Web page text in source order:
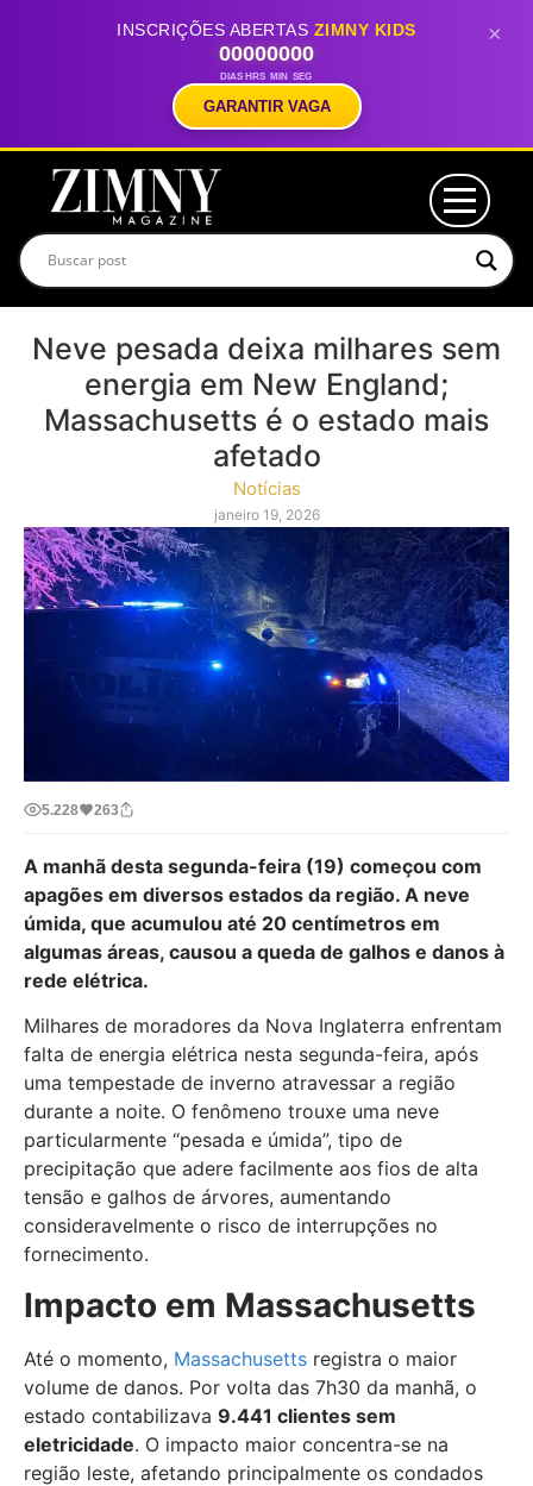
INSCRIÇÕES ABERTAS ZIMNY KIDS
00
DIAS
00
HRS
00
MIN
00
SEG
GARANTIR VAGA
×
Neve pesada deixa milhares sem
energia em New England;
Massachusetts é o estado mais
afetado
Notícias
janeiro 19, 2026
5.228 263
A manhã desta segunda-feira (19) começou com
apagões em diversos estados da região. A neve
úmida, que acumulou até 20 centímetros em
algumas áreas, causou a queda de galhos e danos à
rede elétrica.
Milhares de moradores da Nova Inglaterra enfrentam
falta de energia elétrica nesta segunda-feira, após
uma tempestade de inverno atravessar a região
durante a noite. O fenômeno trouxe uma neve
particularmente “pesada e úmida”, tipo de
precipitação que adere facilmente aos fios de alta
tensão e galhos de árvores, aumentando
consideravelmente o risco de interrupções no
fornecimento.
Impacto em Massachusetts
Até o momento, Massachusetts registra o maior
volume de danos. Por volta das 7h30 da manhã, o
estado contabilizava 9.441 clientes sem
eletricidade. O impacto maior concentra-se na
região leste, afetando principalmente os condados